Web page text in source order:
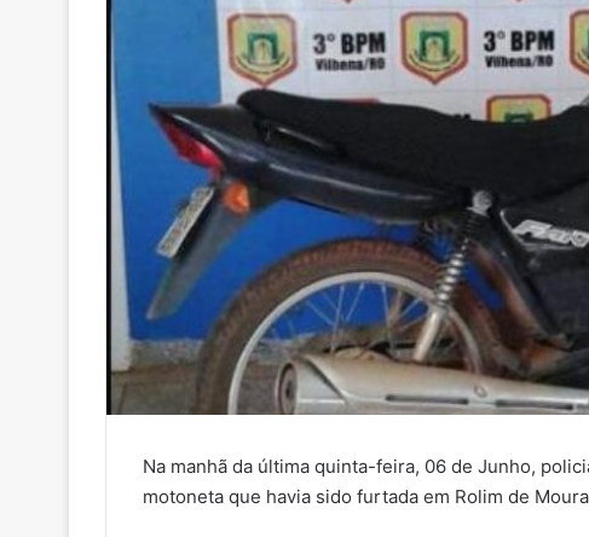
Na manhã da última quinta-feira, 06 de Junho,
motoneta que havia sido furtada em Rolim de